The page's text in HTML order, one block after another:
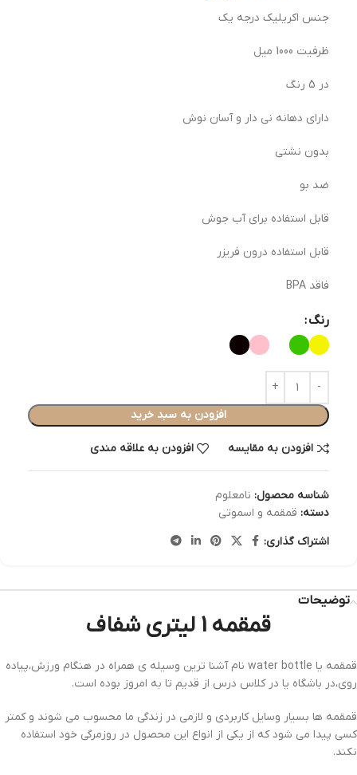
جنس اکریلیک درجه یک
ظرفیت 1000 میل
در 5 رنگ
دارای دهانه نی دار و آسان نوش
بدون نشتی
ضد بو
قابل استفاده برای آب جوش
قابل استفاده درون فریزر
فاقد BPA
رنگ
افزودن به سبد خرید
افزودن به مقایسه افزودن به علاقه مندی
شناسه محصول: نامعلوم
دسته: قمقمه و اسموتی
اشتراک گذاری:
توضیحات
قمقمه 1 لیتری شفاف
قمقمه یا water bottle نام آشنا ترین وسیله ی همراه در هنگام ورزش،پیاده
روی،در باشگاه یا در کلاس درس از قدیم تا به امروز بوده است.
قمقمه ها بسیار وسایل کاربردی و لازمی در زندگی ما محسوب می شوند و کمتر
کسی پیدا می شود که از یکی از انواع این محصول در روزمرگی خود استفاده
نکند.